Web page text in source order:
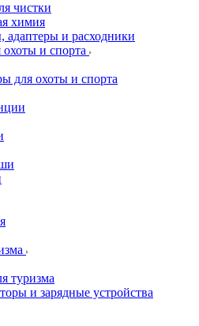
чистки
химия
и расходники
и спорта
для охоты и спорта
туризма
и зарядные устройства